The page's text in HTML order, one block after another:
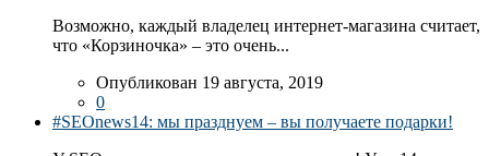
Возможно, каждый владелец интернет-магазина считает,
что «Корзиночка» – это очень...
Опубликован 19 августа, 2019
0
#SEOnews14: мы празднуем – вы получаете подарки!